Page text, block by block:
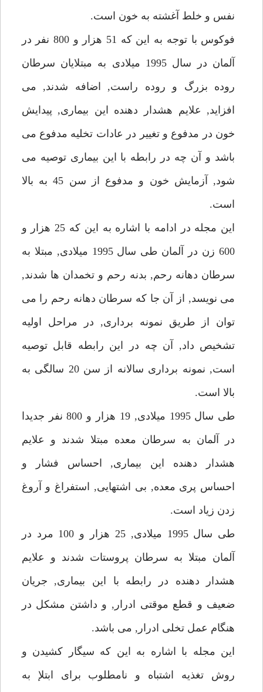
نفس و خلط آغشته به خون است.
فوكوس با توجه به اين كه 51 هزار و 800 نفر در
آلمان در سال 1995 ميلادى به مبتلايان سرطان
روده بزرگ و روده راست, اضافه شدند, مى
افزايد, علايم هشدار دهنده اين بيمارى, پيدايش
خون در مدفوع و تغيير در عادات تخليه مدفوع مى
باشد و آن چه در رابطه با اين بيمارى توصيه مى
شود, آزمايش خون و مدفوع از سن 45 به بالا
است.
اين مجله در ادامه با اشاره به اين كه 25 هزار و
600 زن در آلمان طى سال 1995 ميلادى, مبتلا به
سرطان دهانه رحم, بدنه رحم و تخمدان ها شدند,
مى نويسد, از آن جا كه سرطان دهانه رحم را مى
توان از طريق نمونه بردارى, در مراحل اوليه
تشخيص داد, آن چه در اين رابطه قابل توصيه
است, نمونه بردارى سالانه از سن 20 سالگى به
بالا است.
طى سال 1995 ميلادى, 19 هزار و 800 نفر جديدا
در آلمان به سرطان معده مبتلا شدند و علايم
هشدار دهنده اين بيمارى, احساس فشار و
احساس پرى معده, بى اشتهايى, استفراغ و آروغ
زدن زياد است.
طى سال 1995 ميلادى, 25 هزار و 100 مرد در
آلمان مبتلا به سرطان پروستات شدند و علايم
هشدار دهنده در رابطه با اين بيمارى, جريان
ضعيف و قطع موقتى ادرار, و داشتن مشكل در
هنگام عمل تخلى ادرار, مى باشد.
اين مجله با اشاره به اين كه سيگار كشيدن و
روش تغذيه اشتباه و نامطلوب براى ابتلإ به